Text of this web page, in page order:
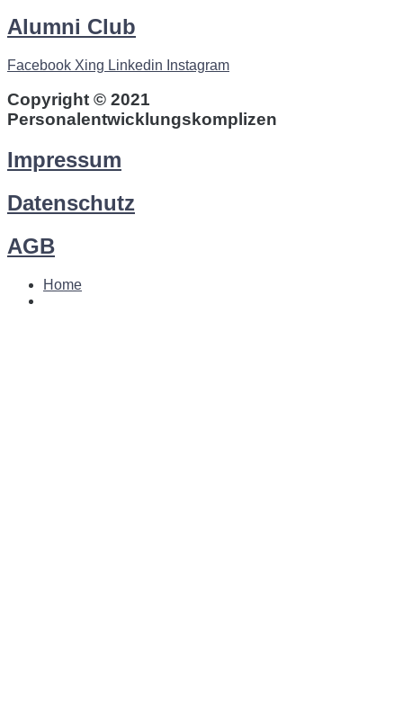
Alumni Club
Facebook Xing Linkedin Instagram
Copyright © 2021
Personalentwicklungskomplizen
Impressum
Datenschutz
AGB
Home